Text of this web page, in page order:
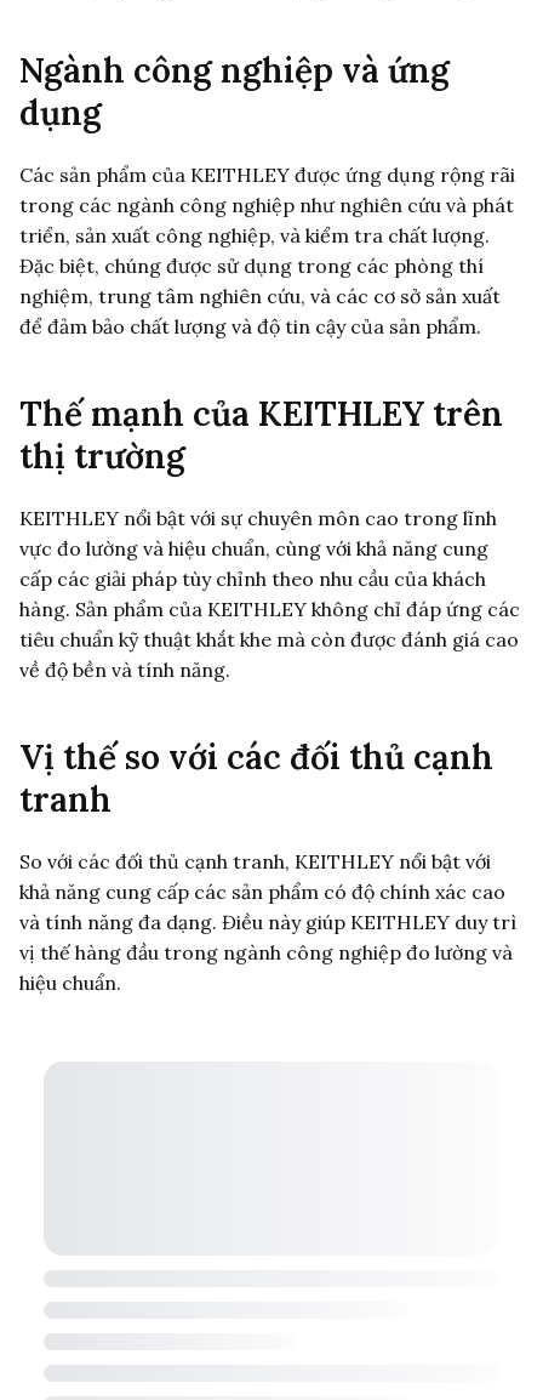
Ngành công nghiệp và ứng
dụng
Các sản phẩm của KEITHLEY được ứng dụng rộng rãi
trong các ngành công nghiệp như nghiên cứu và phát
triển, sản xuất công nghiệp, và kiểm tra chất lượng.
Đặc biệt, chúng được sử dụng trong các phòng thí
nghiệm, trung tâm nghiên cứu, và các cơ sở sản xuất
để đảm bảo chất lượng và độ tin cậy của sản phẩm.
Thế mạnh của KEITHLEY trên
thị trường
KEITHLEY nổi bật với sự chuyên môn cao trong lĩnh
vực đo lường và hiệu chuẩn, cùng với khả năng cung
cấp các giải pháp tùy chỉnh theo nhu cầu của khách
hàng. Sản phẩm của KEITHLEY không chỉ đáp ứng các
tiêu chuẩn kỹ thuật khắt khe mà còn được đánh giá cao
về độ bền và tính năng.
Vị thế so với các đối thủ cạnh
tranh
So với các đối thủ cạnh tranh, KEITHLEY nổi bật với
khả năng cung cấp các sản phẩm có độ chính xác cao
và tính năng đa dạng. Điều này giúp KEITHLEY duy trì
vị thế hàng đầu trong ngành công nghiệp đo lường và
hiệu chuẩn.